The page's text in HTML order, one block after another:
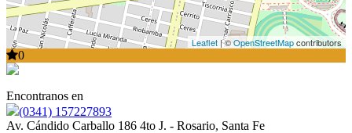
Leaflet | ©OpenStreetMapcontributors
0
Encontranos en
(0341) 157227893
Av. Cándido Carballo 186 4to J. - Rosario, Santa Fe